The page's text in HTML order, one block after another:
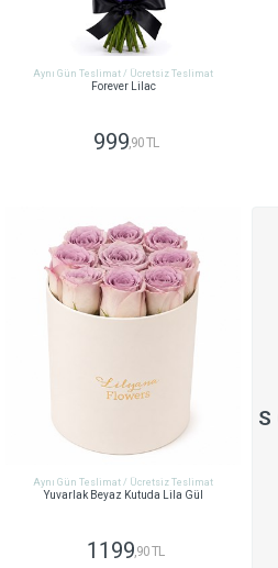
Aynı Gün Teslimat / Ücretsiz Teslimat
Forever Lilac
999,90 TL
Aynı Gün Teslimat / Ücretsiz Teslimat
Yuvarlak Beyaz Kutuda Lila Gül
1199,90 TL